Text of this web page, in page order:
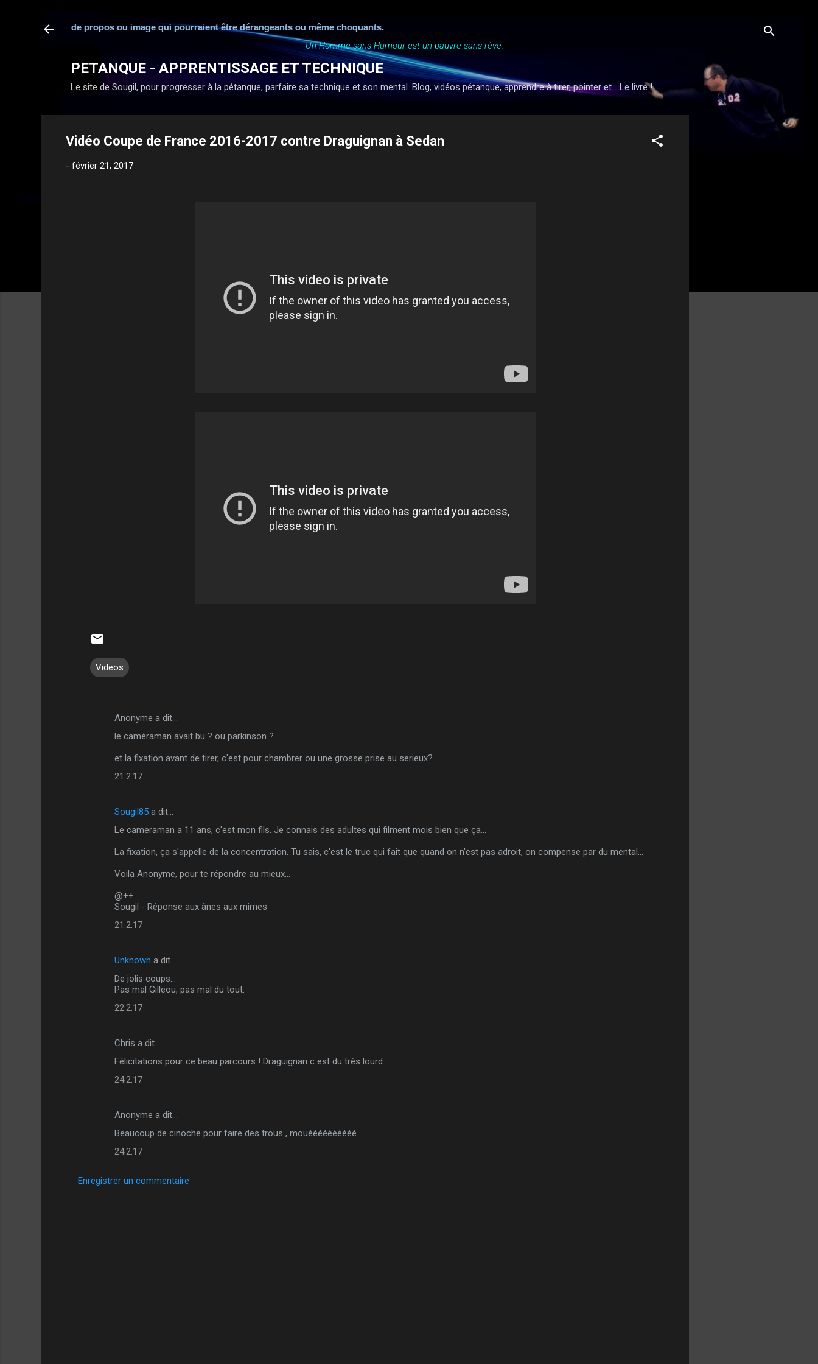
cas de propos ou image qui pourraient être dérangeants ou même choquants.
Un Homme sans Humour est un pauvre sans rêve.
PETANQUE - APPRENTISSAGE ET TECHNIQUE
Le site de Sougil, pour progresser à la pétanque, parfaire sa technique et son mental. Blog, vidéos pétanque, apprendre à tirer, pointer et... Le livre !
Vidéo Coupe de France 2016-2017 contre Draguignan à Sedan
- février 21, 2017
Videos
Anonyme a dit…
le caméraman avait bu ? ou parkinson ?
et la fixation avant de tirer, c'est pour chambrer ou une grosse prise au serieux?
21.2.17
Sougil85 a dit…
Le cameraman a 11 ans, c'est mon fils. Je connais des adultes qui filment mois bien que ça...
La fixation, ça s'appelle de la concentration. Tu sais, c'est le truc qui fait que quand on n'est pas adroit, on compense par du mental...
Voila Anonyme, pour te répondre au mieux...
@++
Sougil - Réponse aux ânes aux mimes
21.2.17
Unknown a dit…
De jolis coups...
Pas mal Gilleou, pas mal du tout.
22.2.17
Chris a dit…
Félicitations pour ce beau parcours ! Draguignan c est du très lourd
24.2.17
Anonyme a dit…
Beaucoup de cinoche pour faire des trous , mouéééééééééé
24.2.17
Enregistrer un commentaire